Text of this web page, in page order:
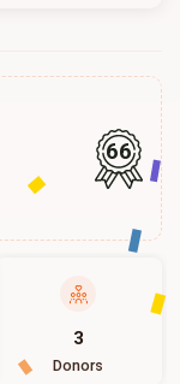
66
3
Donors